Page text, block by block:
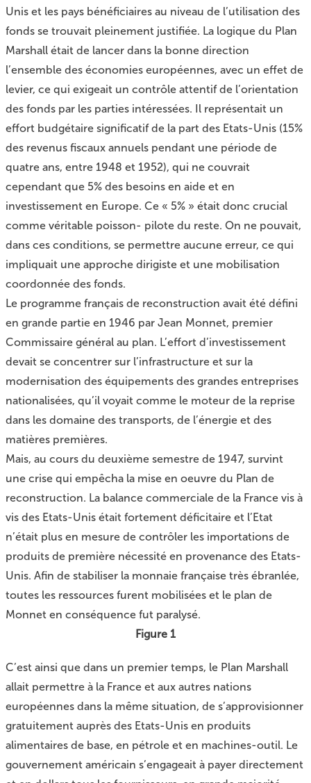
Unis et les pays bénéficiaires au niveau de l’utilisation des
fonds se trouvait pleinement justifiée. La logique du Plan
Marshall était de lancer dans la bonne direction
l’ensemble des économies européennes, avec un effet de
levier, ce qui exigeait un contrôle attentif de l’orientation
des fonds par les parties intéressées. Il représentait un
effort budgétaire significatif de la part des Etats-Unis (15%
des revenus fiscaux annuels pendant une période de
quatre ans, entre 1948 et 1952), qui ne couvrait
cependant que 5% des besoins en aide et en
investissement en Europe. Ce « 5% » était donc crucial
comme véritable poisson- pilote du reste. On ne pouvait,
dans ces conditions, se permettre aucune erreur, ce qui
impliquait une approche dirigiste et une mobilisation
coordonnée des fonds.
Le programme français de reconstruction avait été défini
en grande partie en 1946 par Jean Monnet, premier
Commissaire général au plan. L’effort d’investissement
devait se concentrer sur l’infrastructure et sur la
modernisation des équipements des grandes entreprises
nationalisées, qu’il voyait comme le moteur de la reprise
dans les domaine des transports, de l’énergie et des
matières premières.
Mais, au cours du deuxième semestre de 1947, survint
une crise qui empêcha la mise en oeuvre du Plan de
reconstruction. La balance commerciale de la France vis à
vis des Etats-Unis était fortement déficitaire et l’Etat
n’était plus en mesure de contrôler les importations de
produits de première nécessité en provenance des Etats-
Unis. Afin de stabiliser la monnaie française très ébranlée,
toutes les ressources furent mobilisées et le plan de
Monnet en conséquence fut paralysé.
Figure 1
C’est ainsi que dans un premier temps, le Plan Marshall
allait permettre à la France et aux autres nations
européennes dans la même situation, de s’approvisionner
gratuitement auprès des Etats-Unis en produits
alimentaires de base, en pétrole et en machines-outil. Le
gouvernement américain s’engageait à payer directement